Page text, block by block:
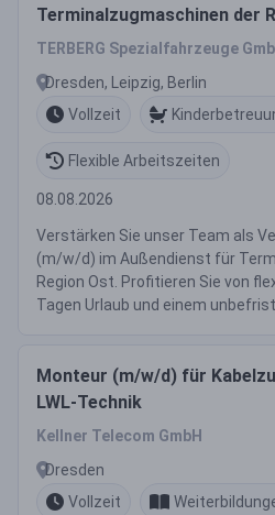
Terminalzugmaschinen der
Ost
TERBERG Spezialfahrzeuge
Dresden, Leipzig, Berlin
Vollzeit
Flexible Arbeitszeiten
08.08.2026
Verstärken Sie unser Team als
(m/w/d) im Außendienst für
Region Ost. Profitieren Sie von
Tagen Urlaub und einem
Monteur (m/w/d) für
LWL-Technik
Kellner Telecom GmbH
Dresden
Vollzeit